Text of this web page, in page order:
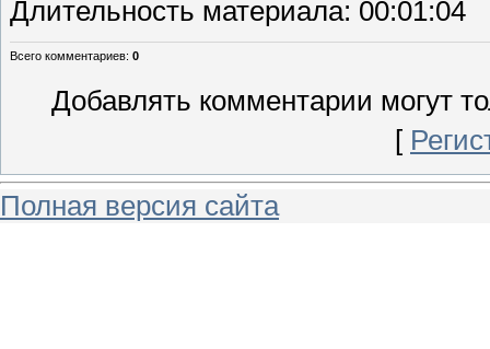
Длительность материала: 00:01:04
Всего комментариев: 0
Добавлять комментарии могут
[
Полная версия сайта